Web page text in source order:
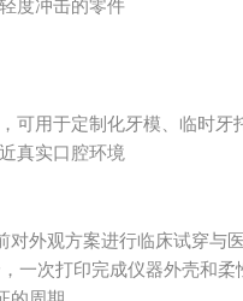
度冲击的零件
可用于定制化牙模、临时牙
真实口腔环境
对外观方案进行临床试穿与
一次打印完成仪器外壳和柔